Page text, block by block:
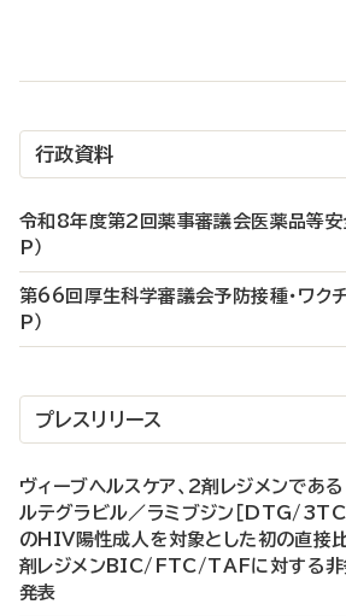
行政資料
令和8年度第2回薬事審議会医薬品等安
P）
第66回厚生科学審議会予防接種・ワク
P）
プレスリリース
ヴィーブヘルスケア、2剤レジメンである
ルテグラビル／ラミブジン［DTG/3TC
のHIV陽性成人を対象とした初の直接
剤レジメンBIC/FTC/TAFに対する非
発表